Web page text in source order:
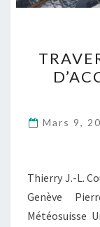
Mars 9,
Thierry J.-L.
Genève
Météosuisse